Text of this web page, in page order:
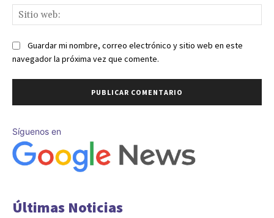
Guardar mi nombre, correo electrónico y sitio web en este
navegador la próxima vez que comente.
Síguenos en
Últimas Noticias